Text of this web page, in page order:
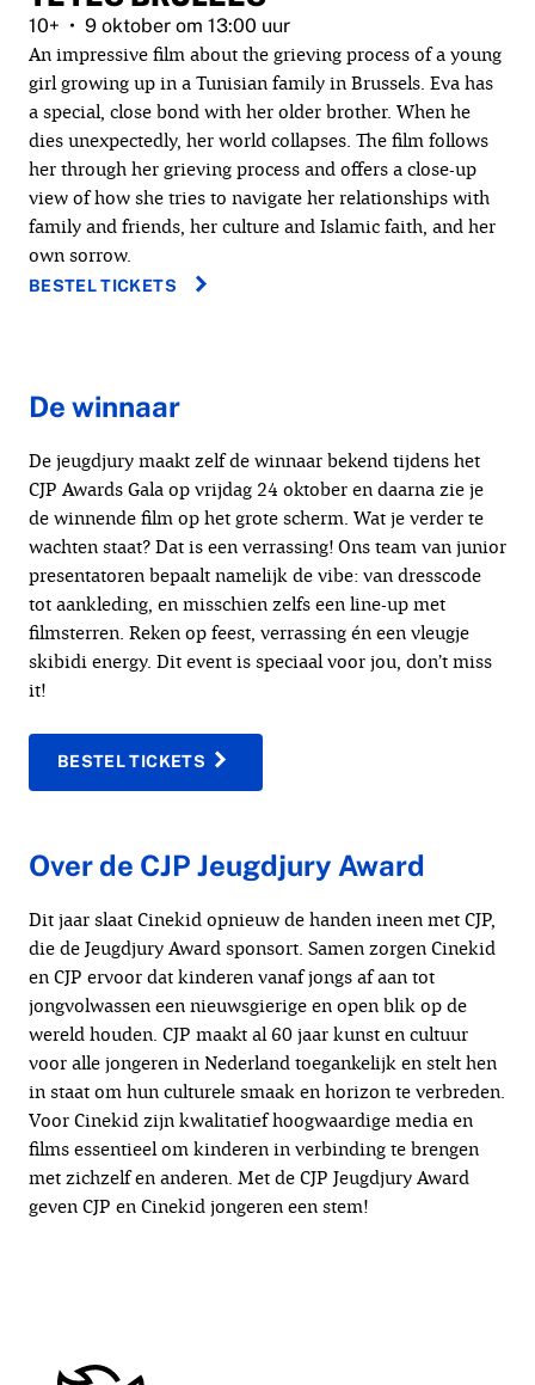
10+ 9 oktober om 13:00 uur
An impressive film about the grieving process of a young
girl growing up in a Tunisian family in Brussels. Eva has
a special, close bond with her older brother. When he
dies unexpectedly, her world collapses. The film follows
her through her grieving process and offers a close-up
view of how she tries to navigate her relationships with
family and friends, her culture and Islamic faith, and her
own sorrow.
BESTEL TICKETS
De winnaar
De jeugdjury maakt zelf de winnaar bekend tijdens het
CJP Awards Gala op vrijdag 24 oktober en daarna zie je
de winnende film op het grote scherm. Wat je verder te
wachten staat? Dat is een verrassing! Ons team van junior
presentatoren bepaalt namelijk de vibe: van dresscode
tot aankleding, en misschien zelfs een line-up met
filmsterren. Reken op feest, verrassing én een vleugje
skibidi energy. Dit event is speciaal voor jou, don’t miss
it!
BESTEL TICKETS
Over de CJP Jeugdjury Award
Dit jaar slaat Cinekid opnieuw de handen ineen met CJP,
die de Jeugdjury Award sponsort. Samen zorgen Cinekid
en CJP ervoor dat kinderen vanaf jongs af aan tot
jongvolwassen een nieuwsgierige en open blik op de
wereld houden. CJP maakt al 60 jaar kunst en cultuur
voor alle jongeren in Nederland toegankelijk en stelt hen
in staat om hun culturele smaak en horizon te verbreden.
Voor Cinekid zijn kwalitatief hoogwaardige media en
films essentieel om kinderen in verbinding te brengen
met zichzelf en anderen. Met de CJP Jeugdjury Award
geven CJP en Cinekid jongeren een stem!